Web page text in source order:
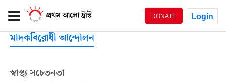
DONATE Login
মাদকবিরোধী আন্দোলন
স্বাস্থ্য সচেতনতা